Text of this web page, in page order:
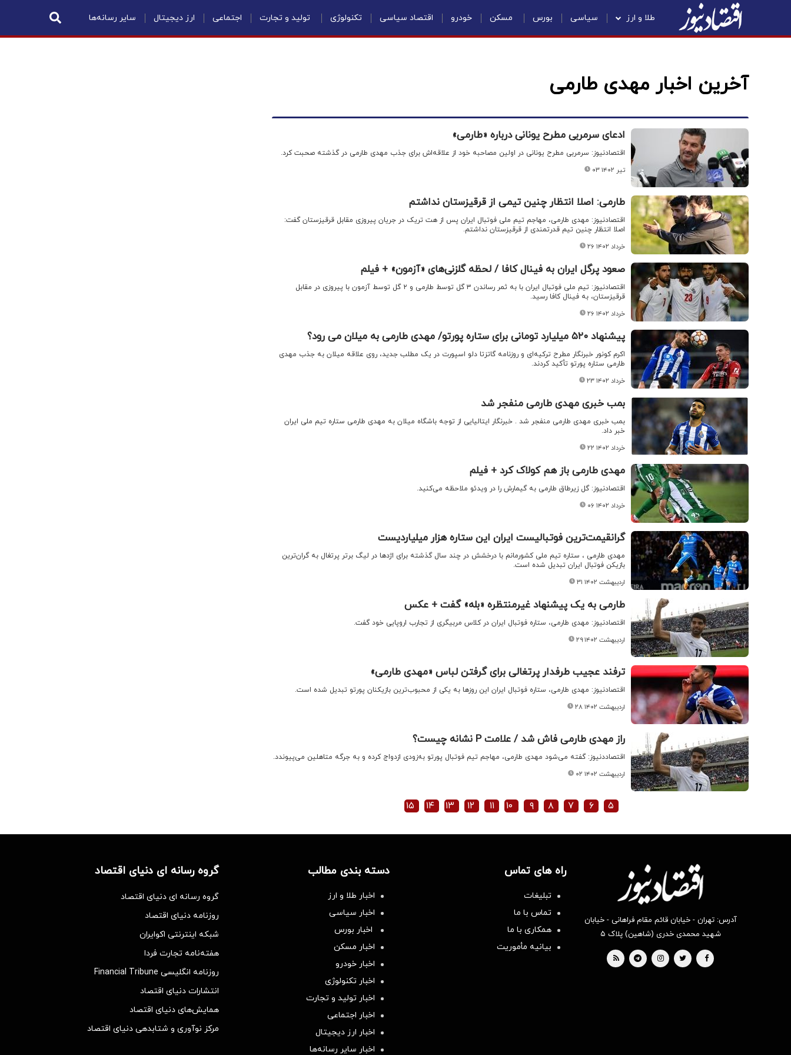
طلا و ارز سیاسی بورس مسکن خودرو اقتصاد سیاسی تکنولوژی تولید و تجارت اجتماعی ارز دیجیتال سایر رسانه‌ها
آخرین اخبار مهدی طارمی
ادعای سرمربی مطرح یونانی درباره «طارمی»
اقتصادنیوز: سرمربی مطرح یونانی در اولین مصاحبه خود از علاقه‌اش برای جذب مهدی طارمی در گذشته صحبت کرد.
۰۳ تیر ۱۴۰۲
طارمی: اصلا انتظار چنین تیمی از قرقیزستان نداشتم
اقتصادنیوز: مهدی طارمی، مهاجم تیم ملی فوتبال ایران پس از هت تریک در جریان پیروزی مقابل قرقیزستان گفت:
اصلا انتظار چنین تیم قدرتمندی از قرقیزستان نداشتم.
۲۶ خرداد ۱۴۰۲
صعود پرگل ایران به فینال کافا / لحظه گلزنی‌های «آزمون» + فیلم
اقتصادنیوز: تیم ملی فوتبال ایران با به ثمر رساندن ۳ گل توسط طارمی و ۲ گل توسط آزمون با پیروزی در مقابل
قرقیزستان، به فینال کافا رسید.
۲۶ خرداد ۱۴۰۲
پیشنهاد ۵۲۰ میلیارد تومانی برای ستاره پورتو/ مهدی طارمی به میلان می رود؟
اکرم کونور خبرنگار مطرح ترکیه‌ای و روزنامه گاتزتا دلو اسپورت در یک مطلب جدید، روی علاقه میلان به جذب مهدی
طارمی ستاره پورتو تأکید کردند.
۲۳ خرداد ۱۴۰۲
بمب خبری مهدی طارمی منفجر شد
بمب خبری مهدی طارمی منفجر شد . خبرنگار ایتالیایی از توجه باشگاه میلان به مهدی طارمی ستاره تیم ملی ایران
خبر داد.
۲۲ خرداد ۱۴۰۲
مهدی طارمی باز هم کولاک کرد + فیلم
اقتصادنیوز: گل زیرطاق طارمی به گیمارش را در ویدئو ملاحظه می‌کنید.
۰۶ خرداد ۱۴۰۲
گرانقیمت‌ترین فوتبالیست ایران این ستاره هزار میلیاردیست
مهدی طارمی ، ستاره تیم ملی کشورمانم با درخشش در چند سال گذشته برای اژدها در لیگ برتر پرتغال به گران‌ترین
بازیکن فوتبال ایران تبدیل شده است.
۳۱ اردیبهشت ۱۴۰۲
طارمی به یک پیشنهاد غیرمنتظره «بله» گفت + عکس
اقتصادنیوز: مهدی طارمی، ستاره فوتبال ایران در کلاس مربیگری از تجارب اروپایی خود گفت.
۲۹ اردیبهشت ۱۴۰۲
ترفند عجیب طرفدار پرتغالی برای گرفتن لباس «مهدی طارمی»
اقتصادنیوز: مهدی طارمی، ستاره فوتبال ایران این روزها به یکی از محبوب‌ترین بازیکنان پورتو تبدیل شده است.
۲۸ اردیبهشت ۱۴۰۲
راز مهدی طارمی فاش شد / علامت P نشانه چیست؟
اقتصاددنیوز: گفته می‌شود مهدی طارمی، مهاجم تیم فوتبال پورتو به‌زودی ازدواج کرده و به جرگه متاهلین می‌پیوندد.
۰۲ اردیبهشت ۱۴۰۲
۵ ۶ ۷ ۸ ۹ ۱۰ ۱۱ ۱۲ ۱۳ ۱۴ ۱۵
آدرس: تهران - خیابان قائم مقام فراهانی - خیابان
شهید محمدی خدری (شاهین) پلاک ۵
راه های تماس
تبلیغات
تماس با ما
همکاری با ما
بیانیه مأموریت
دسته بندی مطالب
اخبار طلا و ارز
اخبار سیاسی
اخبار بورس
اخبار مسکن
اخبار خودرو
اخبار تکنولوژی
اخبار تولید و تجارت
اخبار اجتماعی
اخبار ارز دیجیتال
اخبار سایر رسانه‌‌ها
گروه رسانه ای دنیای اقتصاد
گروه رسانه ای دنیای اقتصاد
روزنامه دنیای اقتصاد
شبکه اینترنتی اکوایران
هفته‌نامه تجارت فردا
روزنامه انگلیسی Financial Tribune
انتشارات دنیای اقتصاد
همایش‌های دنیای اقتصاد
مرکز نوآوری و شتابدهی دنیای اقتصاد